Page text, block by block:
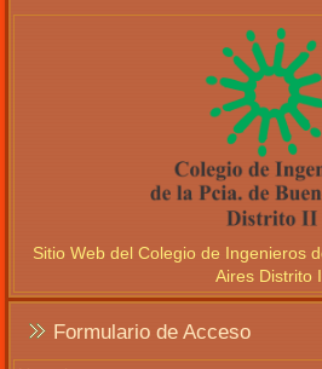
Sitio Web del Colegio de Ingenieros
Aires Distrito
Formulario de Acceso